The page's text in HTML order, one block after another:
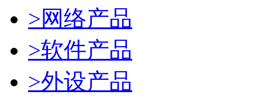
>网络产品
>软件产品
>外设产品